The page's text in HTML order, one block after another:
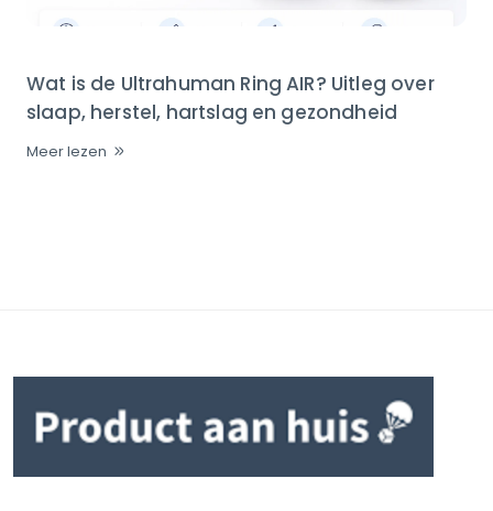
Wat is de Ultrahuman Ring AIR? Uitleg over
slaap, herstel, hartslag en gezondheid
Meer lezen